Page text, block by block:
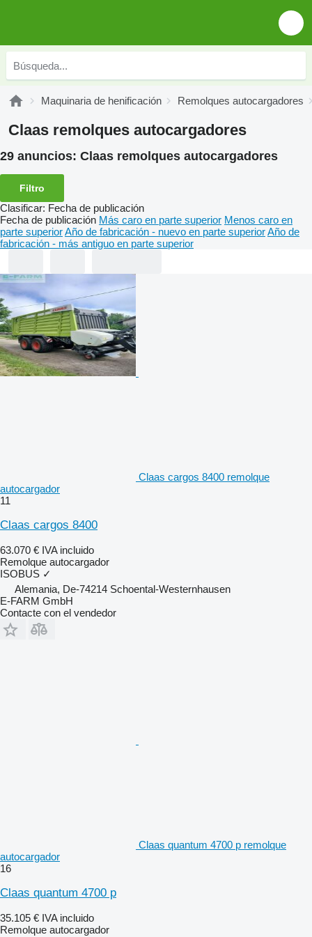
Maquinaria de henificación Remolques autocargadores
Claas remolques autocargadores
29 anuncios: Claas remolques autocargadores
Filtro
Clasificar: Fecha de publicación
Fecha de publicación Más caro en parte superior Menos caro en
parte superiorAño de fabricación - nuevo en parte superiorAño de
fabricación - más antiguo en parte superior
Claas cargos 8400 remolque
autocargador
11
Claas cargos 8400
63.070 € IVA incluido
Remolque autocargador
ISOBUS ✓
Alemania, De-74214 Schoental-Westernhausen
E-FARM GmbH
Contacte con el vendedor
Claas quantum 4700 p remolque
autocargador
16
Claas quantum 4700 p
35.105 € IVA incluido
Remolque autocargador